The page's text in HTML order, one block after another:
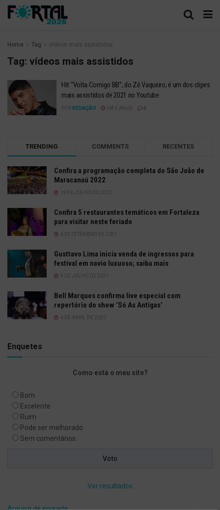
Home Tag vídeos mais assistidos
Tag: vídeos mais assistidos
Hit “Volta Comigo BB”, do Zé Vaqueiro, é um dos clipes
mais assistidos de 2021 no Youtube
POR REDAÇÃO HÁ 5 ANOS
TRENDING COMMENTS RECENTES
Confira a programação completa do São João de
Maracanaú 2022
19 DE JULHO DE 2022
Confira 5 restaurantes temáticos em Fortaleza
para visitar neste feriado
6 DE SETEMBRO DE 2021
Gusttavo Lima inicia venda de ingressos para
festival em navio luxuoso; saiba mais
9 DE JULHO DE 2021
Bell Marques confirma live especial com
repertório do show ‘Só As Antigas’
6 DE ABRIL DE 2020
Enquetes
Como está o meu site?
Bom
Excelente
Ruim
Pode ser melhorado
Sem comentários
Ver resultados